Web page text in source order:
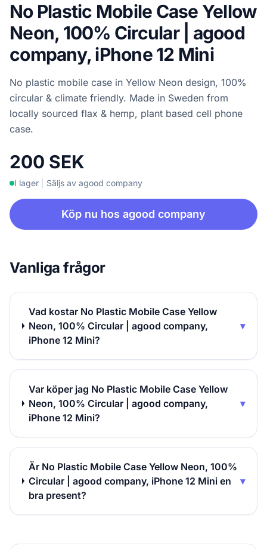
No Plastic Mobile Case Yellow
Neon, 100% Circular | agood
company, iPhone 12 Mini
No plastic mobile case in Yellow Neon design, 100%
circular & climate friendly. Made in Sweden from
locally sourced flax & hemp, plant based cell phone
case.
200 SEK
I lager Säljs av agood company
Köp nu hos agood company
Vanliga frågor
Vad kostar No Plastic Mobile Case Yellow
Neon, 100% Circular | agood company,
iPhone 12 Mini?
▾
Var köper jag No Plastic Mobile Case Yellow
Neon, 100% Circular | agood company,
iPhone 12 Mini?
▾
Är No Plastic Mobile Case Yellow Neon, 100%
Circular | agood company, iPhone 12 Mini en
bra present?
▾